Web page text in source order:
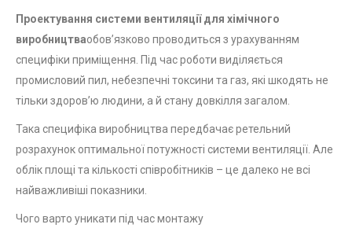
Проектування системи вентиляції для хімічного
виробництваобов’язково проводиться з урахуванням
специфіки приміщення. Під час роботи виділяється
промисловий пил, небезпечні токсини та газ, які шкодять не
тільки здоров’ю людини, а й стану довкілля загалом.
Така специфіка виробництва передбачає ретельний
розрахунок оптимальної потужності системи вентиляції. Але
облік площі та кількості співробітників – це далеко не всі
найважливіші показники.
Чого варто уникати під час монтажу